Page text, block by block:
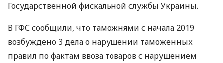
Государственной фискальной службы Украины.
В ГФСсообщили, что таможнями с начала 2019
возбуждено 3 дела о нарушении таможенных
правил по фактам ввоза товаров с нарушением